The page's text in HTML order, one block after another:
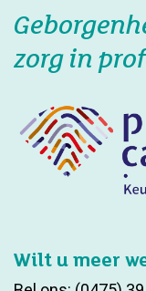
zorg in
Wilt u meer